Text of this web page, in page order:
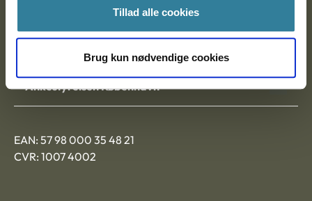
Tillad alle cookies
Brug kun nødvendige cookies
Ankestyrelsen København
EAN: 57 98 000 35 48 21
CVR: 1007 4002